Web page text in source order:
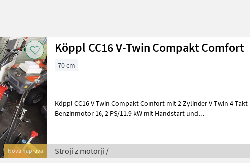
Nova naprava
Köppl CC16 V-Twin Compakt Comfort
70 cm
Köppl CC16 V-Twin Compakt Comfort mit 2 Zylinder V-Twin 4-Takt-
Benzinmotor 16, 2 PS/11.9 kW mit Handstart und
Stroji z motorji /